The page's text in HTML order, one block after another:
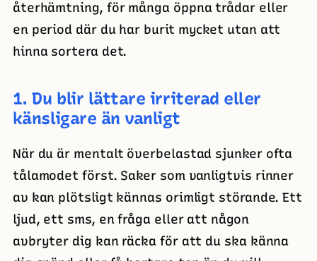
återhämtning, för många öppna trådar eller
en period där du har burit mycket utan att
hinna sortera det.
1. Du blir lättare irriterad eller
känsligare än vanligt
När du är mentalt överbelastad sjunker ofta
tålamodet först. Saker som vanligtvis rinner
av kan plötsligt kännas orimligt störande. Ett
ljud, ett sms, en fråga eller att någon
avbryter dig kan räcka för att du ska känna